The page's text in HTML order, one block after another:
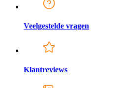
Veelgestelde vragen
Klantreviews